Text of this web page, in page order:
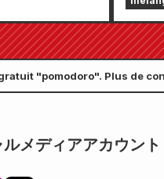
magnifique
Tojo
! Le tome 6
the Gal
le 24
"pomodoro". Plus de
メディアアカウント